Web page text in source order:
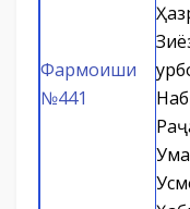
Фармоиши
№441